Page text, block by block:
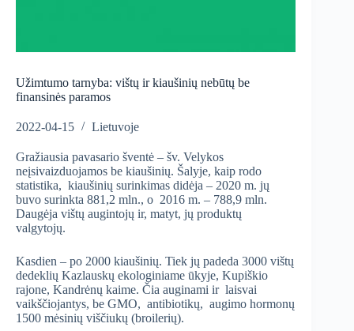
Užimtumo tarnyba: vištų ir kiaušinių nebūtų be
finansinės paramos
2022-04-15 Lietuvoje
Gražiausia pavasario šventė – šv. Velykos
neįsivaizduojamos be kiaušinių. Šalyje, kaip rodo
statistika, kiaušinių surinkimas didėja – 2020 m. jų
buvo surinkta 881,2 mln., o 2016 m. – 788,9 mln.
Daugėja vištų augintojų ir, matyt, jų produktų
valgytojų.
Kasdien – po 2000 kiaušinių. Tiek jų padeda 3000 vištų
dedeklių Kazlauskų ekologiniame ūkyje, Kupiškio
rajone, Kandrėnų kaime. Čia auginami ir laisvai
vaikščiojantys, be GMO, antibiotikų, augimo hormonų
1500 mėsinių viščiukų (broilerių).